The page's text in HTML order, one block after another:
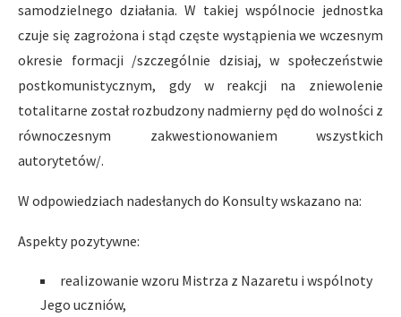
samodzielnego działania. W takiej wspólnocie jednostka
czuje się zagrożona i stąd częste wystąpienia we wczesnym
okresie formacji /szczególnie dzisiaj, w społeczeństwie
postkomunistycznym, gdy w reakcji na zniewolenie
totalitarne został rozbudzony nadmierny pęd do wolności z
równoczesnym zakwestionowaniem wszystkich
autorytetów/.
W odpowiedziach nadesłanych do Konsulty wskazano na:
Aspekty pozytywne:
realizowanie wzoru Mistrza z Nazaretu i wspólnoty
Jego uczniów,